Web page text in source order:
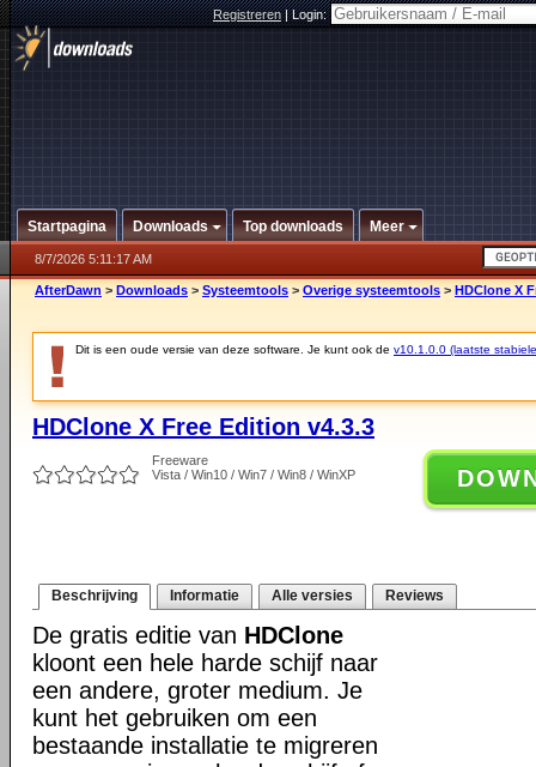
Registreren|Login:
Startpagina Downloads Top downloads Meer
8/7/2026 5:11:17 AM
AfterDawn > Downloads > Systeemtools > Overige systeemtools > HDClone X
Dit is een oude versie van deze software. Je kunt ook de v10.1.0.0 (laatste
HDClone X Free Edition v4.3.3
Freeware
Vista / Win10 / Win7 / Win8 / WinXP
Beschrijving Informatie Alle versies Reviews
De gratis editie van HDClone
kloont een hele harde schijf naar
een andere, groter medium. Je
kunt het gebruiken om een
bestaande installatie te migreren